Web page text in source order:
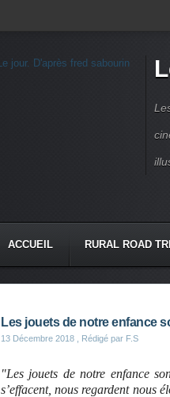
ACCUEIL RURAL ROAD
Les jouets de notre enfance
13 Décembre 2018 , Rédigé par F.S
"Les jouets de notre enfance
s’effacent, nous regardent nous